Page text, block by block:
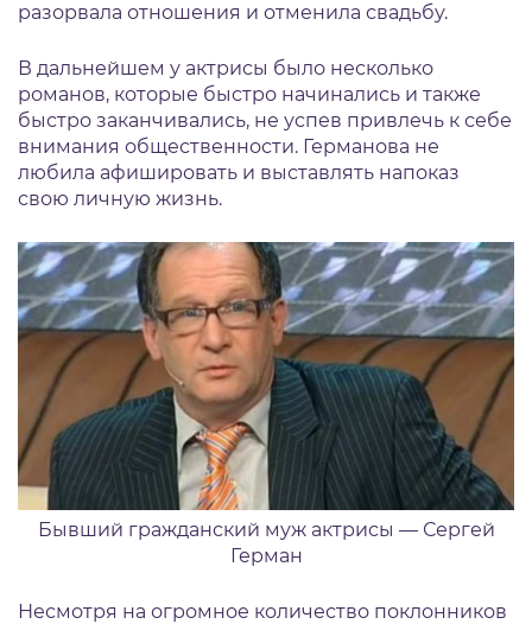
разорвала отношения и отменила свадьбу.
В дальнейшем у актрисы было несколько
романов, которые быстро начинались и также
быстро заканчивались, не успев привлечь к себе
внимания общественности. Германова не
любила афишировать и выставлять напоказ
свою личную жизнь.
Бывший гражданский муж актрисы — Сергей
Герман
Несмотря на огромное количество поклонников